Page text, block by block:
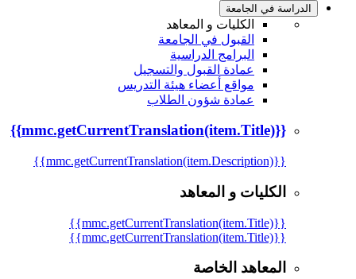
الدراسة في الجامعة
الكليات و المعاهد
القبول في الجامعة
البرامج الدراسية
عمادة القبول والتسجيل
مواقع أعضاء هيئة التدريس
عمادة شؤون الطلاب
{{mmc.getCurrentTranslation(item.Title)}}
{{mmc.getCurrentTranslation(item.Description)}}
الكليات و المعاهد
{{mmc.getCurrentTranslation(item.Title)}}
{{mmc.getCurrentTranslation(item.Title)}}
المعاهد الخاصة